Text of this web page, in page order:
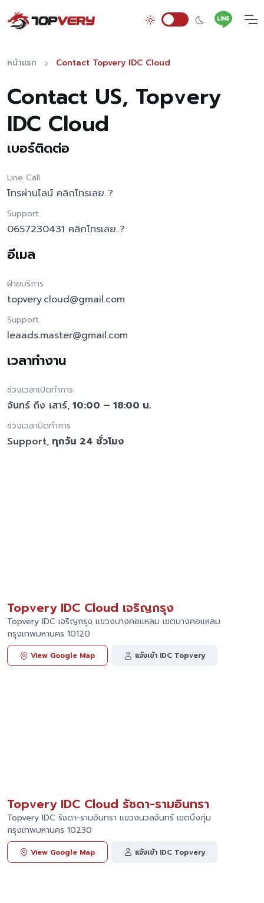
หน้าแรก Contact Topvery IDC Cloud
Contact US, Topvery
IDC Cloud
เบอร์ติดต่อ
Line Call
โทรผ่านไลน์ คลิกโทรเลย..?
Support
0657230431 คลิกโทรเลย..?
อีเมล
ฝ่ายบริการ
topvery.cloud@gmail.com
Support
leaads.master@gmail.com
เวลาทำงาน
ช่วงเวลาเปิดทำการ
จันทร์ ถึง เสาร์, 10:00 – 18:00 น.
ช่วงเวลาปิดทำการ
Support, ทุกวัน 24 ชั่วโมง
Topvery IDC Cloud เจริญกรุง
Topvery IDC เจริญกรุง แขวงบางคอแหลม เขตบางคอแหลม
กรุงเทพมหานคร 10120
View Google Map แจ้งเข้า IDC Topvery
Topvery IDC Cloud รัชดา-รามอินทรา
Topvery IDC รัชดา-รามอินทรา แขวงนวลจันทร์ เขตบึงกุ่ม
กรุงเทพมหานคร 10230
View Google Map แจ้งเข้า IDC Topvery